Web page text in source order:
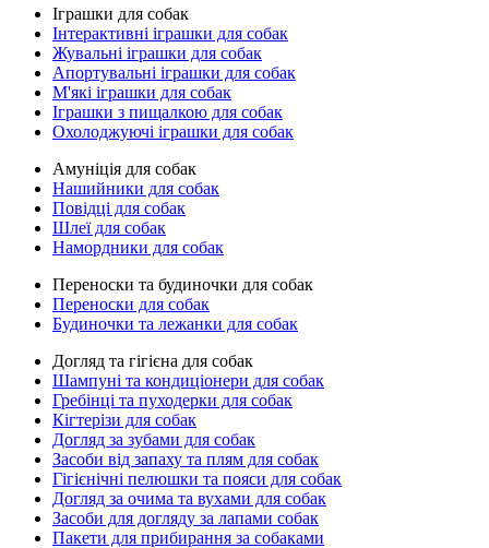
Іграшки для собак
Інтерактивні іграшки для собак
Жувальні іграшки для собак
Апортувальні іграшки для собак
М'які іграшки для собак
Іграшки з пищалкою для собак
Охолоджуючі іграшки для собак
Амуніція для собак
Нашийники для собак
Повідці для собак
Шлеї для собак
Намордники для собак
Переноски та будиночки для собак
Переноски для собак
Будиночки та лежанки для собак
Догляд та гігієна для собак
Шампуні та кондиціонери для собак
Гребінці та пуходерки для собак
Кігтерізи для собак
Догляд за зубами для собак
Засоби від запаху та плям для собак
Гігієнічні пелюшки та пояси для собак
Догляд за очима та вухами для собак
Засоби для догляду за лапами собак
Пакети для прибирання за собаками